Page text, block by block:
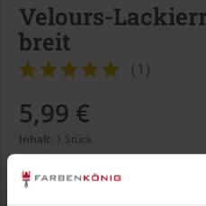
Velours-
breit
(1 )
5,99 €
Inhalt: 1 Stück